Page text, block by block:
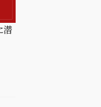
潜